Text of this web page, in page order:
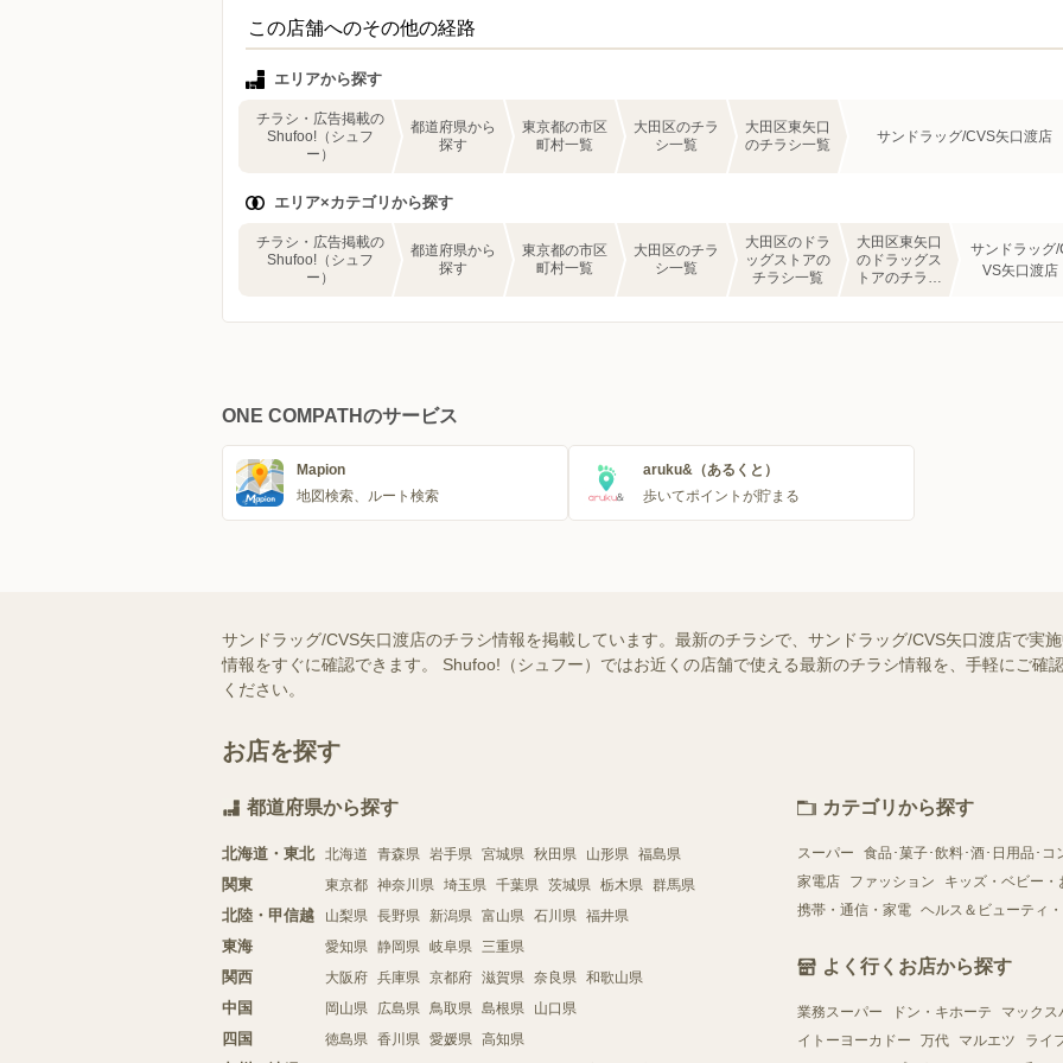
この店舗へのその他の経路
エリアから探す
チラシ・広告掲載の
Shufoo!（シュフ
ー）
都道府県から
探す
東京都の市区
町村一覧
大田区のチラ
シ一覧
大田区東矢口
のチラシ一覧
サンドラッグ/CVS矢口渡店
エリア×カテゴリから探す
チラシ・広告掲載の
Shufoo!（シュフ
ー）
都道府県から
探す
東京都の市区
町村一覧
大田区のチラ
シ一覧
大田区のドラ
ッグストアの
チラシ一覧
大田区東矢口
のドラッグス
トアのチラシ
サンドラッグ/
VS矢口渡店
ONE COMPATHのサービス
Mapion
地図検索、ルート検索
aruku&（あるくと）
歩いてポイントが貯まる
サンドラッグ/CVS矢口渡店のチラシ情報を掲載しています。最新のチラシで、サンドラッグ/CVS矢口渡店で実
情報をすぐに確認できます。 Shufoo!（シュフー）ではお近くの店舗で使える最新のチラシ情報を、手軽にご確
ください。
お店を探す
都道府県から探す
北海道・東北 北海道 青森県 岩手県 宮城県 秋田県 山形県 福島県
関東 東京都 神奈川県 埼玉県 千葉県 茨城県 栃木県 群馬県
北陸・甲信越 山梨県 長野県 新潟県 富山県 石川県 福井県
東海 愛知県 静岡県 岐阜県 三重県
関西 大阪府 兵庫県 京都府 滋賀県 奈良県 和歌山県
中国 岡山県 広島県 鳥取県 島根県 山口県
四国 徳島県 香川県 愛媛県 高知県
カテゴリから探す
スーパー
食品･菓子･飲料･酒･日用品･コ
家電店
ファッション
キッズ・ベビー・
携帯・通信・家電 ヘルス＆ビューティ
よく行くお店から探す
業務スーパー ドン・キホーテ
マックス
イトーヨーカドー
万代 マルエツ
ライ